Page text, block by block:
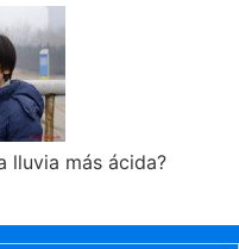
lluvia más ácida?